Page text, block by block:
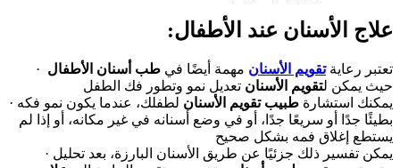
:علاج الأسنان عند الأطفال
· تعتبر رعايةتقويم الأسنان مهمة أيضًا في طب أسنان الأطفال
حيث يمكن لتقويم الأسنان تعديل نمو وتطور فك الطفل
· يمكنك استشارة طبيب تقويم الأسنان لطفلك، عندما يكون نمو فكه
بطيئًا جدًا أو سريعًا جدًا، أو في وضع أسنانه في غير مكانه، أو إذا لم
يستطع إغلاق فمه بشكل صحيح
· يمكن تفسير ذلك جزئيًا عن طريق الأسنان البارزة، بعد تحليل